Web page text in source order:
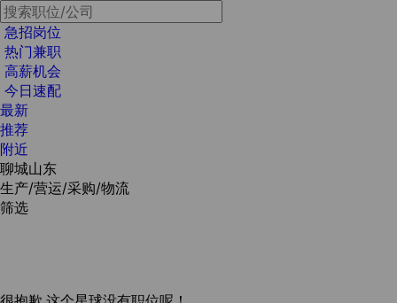
急招岗位
热门兼职
高薪机会
今日速配
最新
推荐
附近
聊城山东
生产/营运/采购/物流
筛选